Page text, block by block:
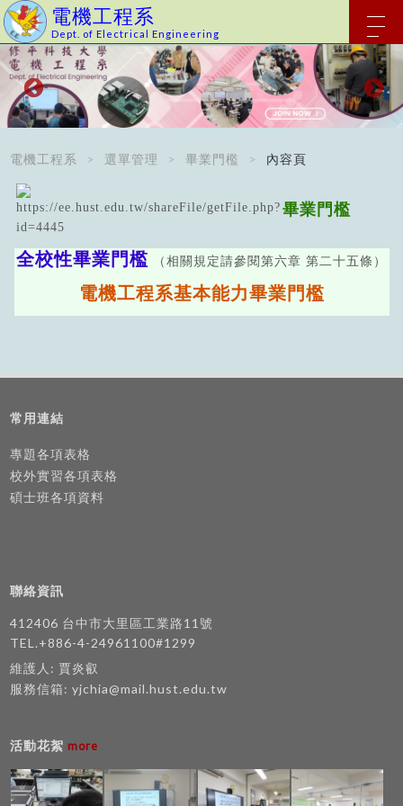
電機工程系
Dept. of Electrical Engineering
電機工程系 選單管理 畢業門檻 內容頁
畢業門檻
全校性畢業門檻 （相關規定請參閱第六章 第二十五條）
電機工程系基本能力畢業門檻
常用連結
專題各項表格
校外實習各項表格
碩士班各項資料
聯絡資訊
412406 台中市大里區工業路11號
TEL.+886-4-24961100#1299
維護人: 賈炎叡
服務信箱:yjchia@mail.hust.edu.tw
活動花絮 more